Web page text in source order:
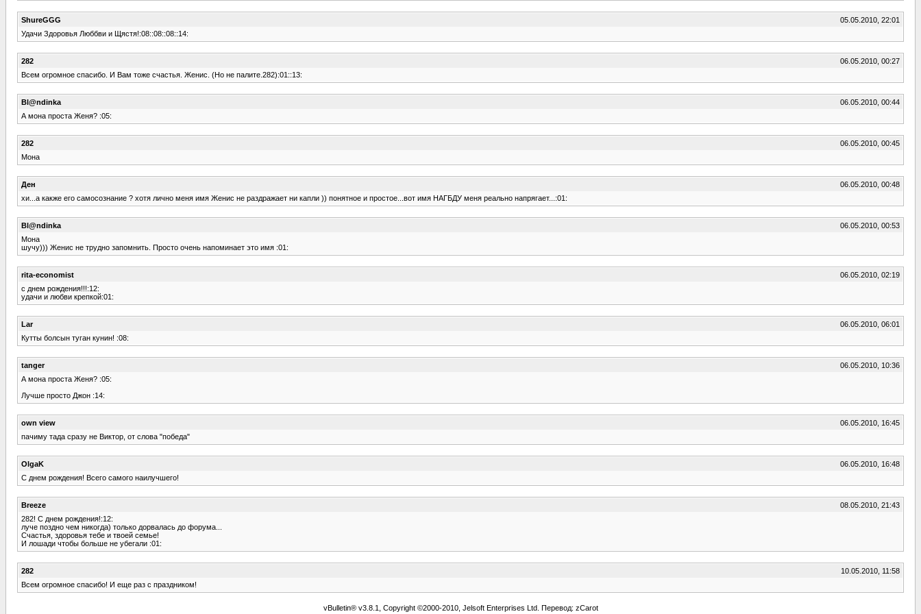
ShureGGG
05.05.2010, 22:01
Удачи Здоровья Люббви и Щястя!:08::08::08::14:
282
06.05.2010, 00:27
Всем огромное спасибо. И Вам тоже счастья. Женис. (Но не палите.282):01::13:
Bl@ndinka
06.05.2010, 00:44
А мона проста Женя? :05:
282
06.05.2010, 00:45
Мона
Ден
06.05.2010, 00:48
хи...а какже его самосознание ? хотя лично меня имя Женис не раздражает ни капли )) понятное и простое...вот имя НАГБДУ меня реально напрягает...:01:
Bl@ndinka
06.05.2010, 00:53
Мона
шучу))) Женис не трудно запомнить. Просто очень напоминает это имя :01:
rita-economist
06.05.2010, 02:19
с днем рождения!!!:12:
удачи и любви крепкой:01:
Lar
06.05.2010, 06:01
Кутты болсын туган кунин! :08:
tanger
06.05.2010, 10:36
А мона проста Женя? :05:
Лучше просто Джон :14:
own view
06.05.2010, 16:45
пачиму тада сразу не Виктор, от слова "победа"
OlgaK
06.05.2010, 16:48
С днем рождения! Всего самого наилучшего!
Breeze
08.05.2010, 21:43
282! С днем рождения!:12:
луче поздно чем никогда) только дорвалась до форума...
Счастья, здоровья тебе и твоей семье!
И лошади чтобы больше не убегали :01:
282
10.05.2010, 11:58
Всем огромное спасибо! И еще раз с праздником!
vBulletin® v3.8.1, Copyright ©2000-2010, Jelsoft Enterprises Ltd. Перевод: zCarot